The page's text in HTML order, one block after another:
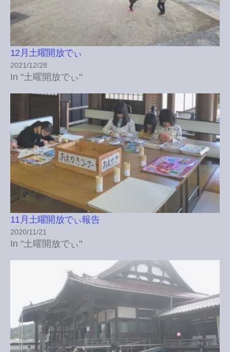
12月土曜開放でぃ
2021/12/28
In "土曜開放でぃ"
11月土曜開放でぃ報告
2020/11/21
In "土曜開放でぃ"